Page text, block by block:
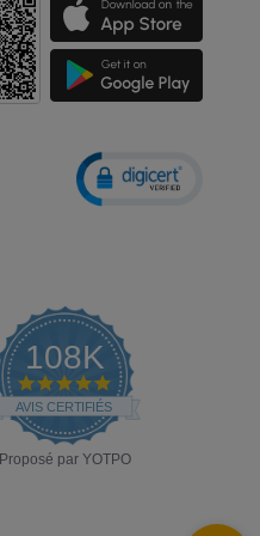
108K
4.9
star
rating
AVIS CERTIFIÉS
Proposé par YOTPO